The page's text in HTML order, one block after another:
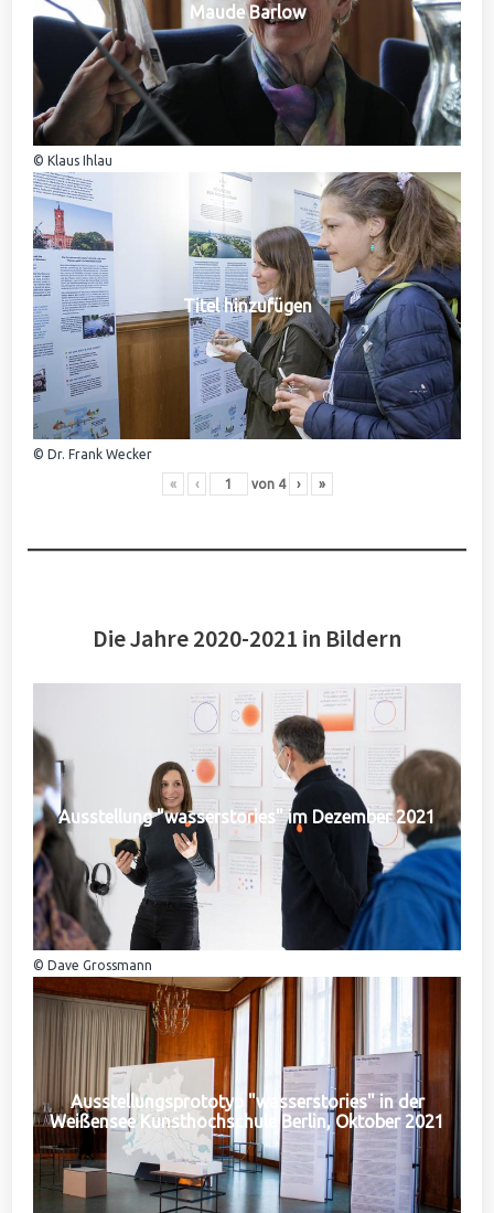
Maude Barlow
© Klaus Ihlau
Titel hinzufügen
© Dr. Frank Wecker
« ‹ von 4 › »
Die Jahre 2020-2021 in Bildern
Ausstellung "wasserstories" im Dezember 2021
© Dave Grossmann
Ausstellungsprototyp "wasserstories" in der
Weißensee Kunsthochschule Berlin, Oktober 2021